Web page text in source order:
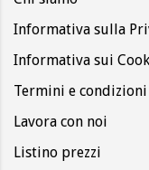
Informativa sulla
Informativa sui
Termini e condizioni
Lavora con noi
Listino prezzi